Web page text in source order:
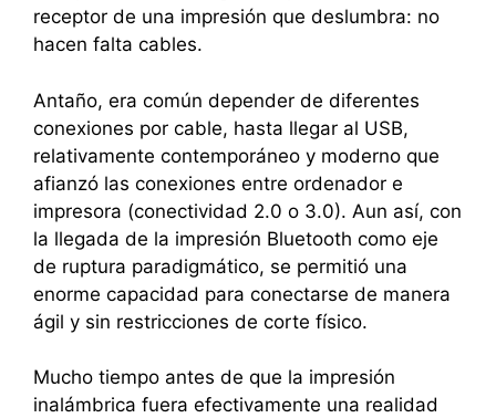
receptor de una impresión que deslumbra: no
hacen falta cables.
Antaño, era común depender de diferentes
conexiones por cable, hasta llegar al USB,
relativamente contemporáneo y moderno que
afianzó las conexiones entre ordenador e
impresora (conectividad 2.0 o 3.0). Aun así, con
la llegada de la impresión Bluetooth como eje
de ruptura paradigmático, se permitió una
enorme capacidad para conectarse de manera
ágil y sin restricciones de corte físico.
Mucho tiempo antes de que la impresión
inalámbrica fuera efectivamente una realidad